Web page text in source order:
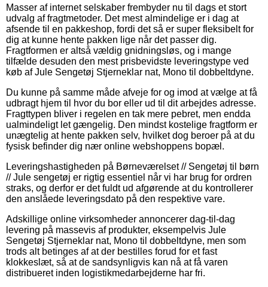
Masser af internet selskaber frembyder nu til dags et stort
udvalg af fragtmetoder. Det mest almindelige er i dag at
afsende til en pakkeshop, fordi det så er super fleksibelt for
dig at kunne hente pakken lige når det passer dig.
Fragtformen er altså vældig gnidningsløs, og i mange
tilfælde desuden den mest prisbevidste leveringstype ved
køb af Jule Sengetøj Stjerneklar nat, Mono til dobbeltdyne.
Du kunne på samme måde afveje for og imod at vælge at få
udbragt hjem til hvor du bor eller ud til dit arbejdes adresse.
Fragttypen bliver i regelen en tak mere pebret, men endda
ualmindeligt let gængelig. Den mindst kostelige fragtform er
unægtelig at hente pakken selv, hvilket dog beroer på at du
fysisk befinder dig nær online webshoppens bopæl.
Leveringshastigheden på Børneværelset // Sengetøj til børn
// Jule sengetøj er rigtig essentiel når vi har brug for ordren
straks, og derfor er det fuldt ud afgørende at du kontrollerer
den anslåede leveringsdato på den respektive vare.
Adskillige online virksomheder annoncerer dag-til-dag
levering på massevis af produkter, eksempelvis Jule
Sengetøj Stjerneklar nat, Mono til dobbeltdyne, men som
trods alt betinges af at der bestilles forud for et fast
klokkeslæt, så at de sandsynligvis kan nå at få varen
distribueret inden logistikmedarbejderne har fri.